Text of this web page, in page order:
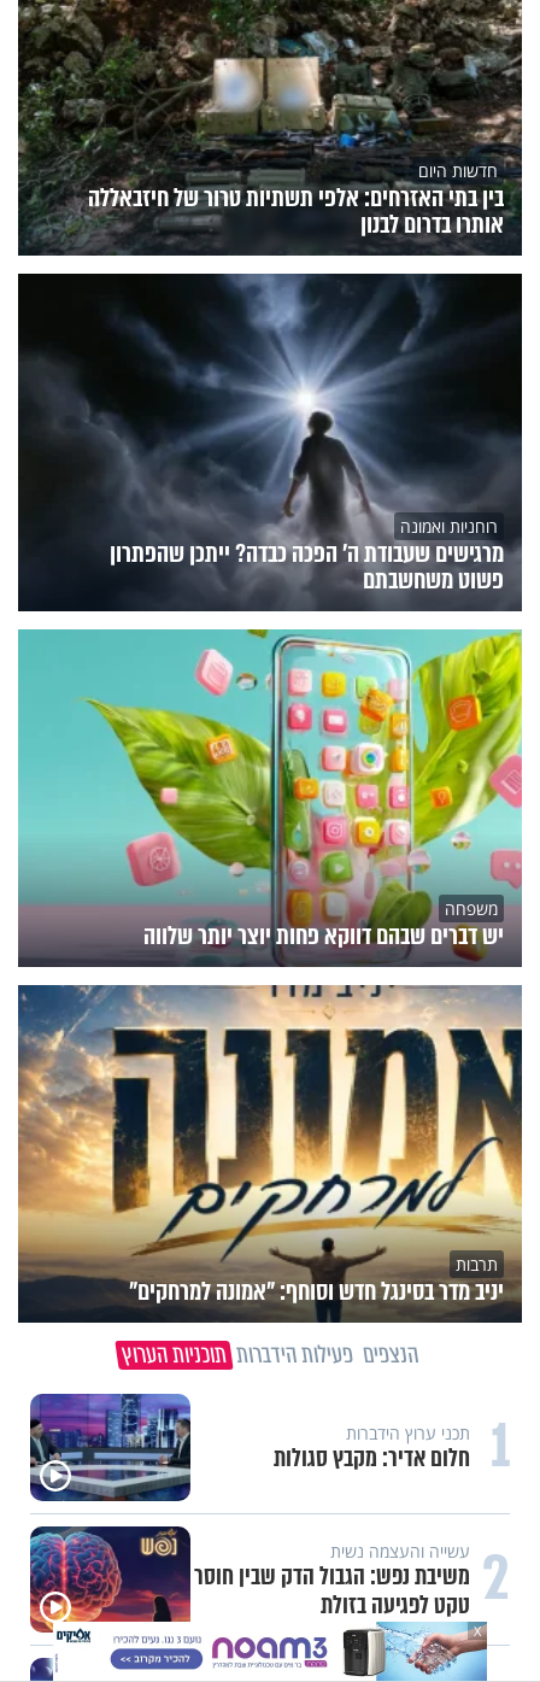
חדשות היום
בין בתי האזרחים: אלפי תשתיות טרור של חיזבאללה
אותרו בדרום לבנון
רוחניות ואמונה
מרגישים שעבודת ה' הפכה כבדה? ייתכן שהפתרון
פשוט משחשבתם
משפחה
יש דברים שבהם דווקא פחות יוצר יותר שלווה
תרבות
יניב מדר בסינגל חדש וסוחף: "אמונה למרחקים"
הנצפים פעילות הידברות תוכניות הערוץ
1 תכני ערוץ הידברות
חלום אדיר: מקבץ סגולות
2 עשייה והעצמה נשית
משיבת נפש: הגבול הדק שבין חוסר
טקט לפגיעה בזולת
X